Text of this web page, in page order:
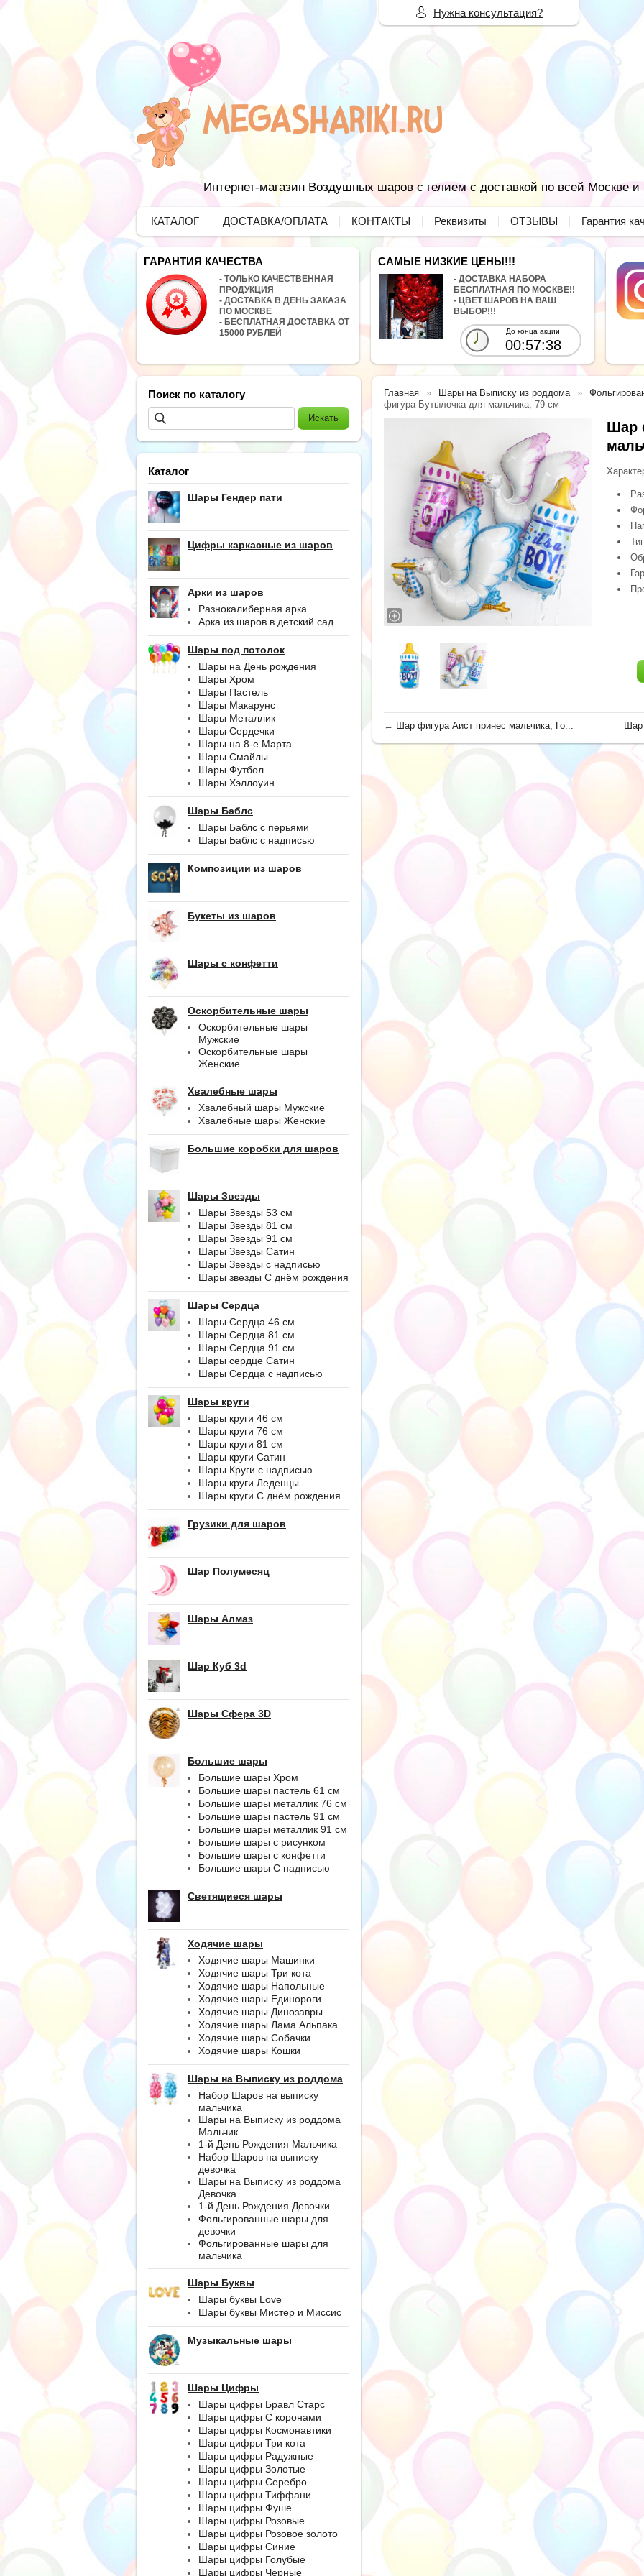
Интернет-магазин Воздушных шаров с гелием с доставкой по всей Москве и
КАТАЛОГ ДОСТАВКА/ОПЛАТА КОНТАКТЫ Реквизиты ОТЗЫВЫ Гарантия
ГАРАНТИЯ КАЧЕСТВА
- ТОЛЬКО КАЧЕСТВЕННАЯ
ПРОДУКЦИЯ
- ДОСТАВКА В ДЕНЬ ЗАКАЗА
ПО МОСКВЕ
- БЕСПЛАТНАЯ ДОСТАВКА ОТ
15000 РУБЛЕЙ
САМЫЕ НИЗКИЕ ЦЕНЫ!!!
- ДОСТАВКА НАБОРА
БЕСПЛАТНАЯ ПО МОСКВЕ!!
- ЦВЕТ ШАРОВ НА ВАШ
ВЫБОР!!!
До конца акции
00:57:36
Поиск по каталогу
Каталог
Шары Гендер пати
Цифры каркасные из шаров
Арки из шаров
Разнокалиберная арка
Арка из шаров в детский сад
Шары под потолок
Шары на День рождения
Шары Хром
Шары Пастель
Шары Макарунс
Шары Металлик
Шары Сердечки
Шары на 8-е Марта
Шары Смайлы
Шары Футбол
Шары Хэллоуин
Шары Баблс
Шары Баблс с перьями
Шары Баблс с надписью
Композиции из шаров
Букеты из шаров
Шары с конфетти
Оскорбительные шары
Оскорбительные шары
Мужские
Оскорбительные шары
Женские
Хвалебные шары
Хвалебный шары Мужские
Хвалебные шары Женские
Большие коробки для шаров
Шары Звезды
Шары Звезды 53 см
Шары Звезды 81 см
Шары Звезды 91 см
Шары Звезды Сатин
Шары Звезды с надписью
Шары звезды С днём рождения
Шары Сердца
Шары Сердца 46 см
Шары Сердца 81 см
Шары Сердца 91 см
Шары сердце Сатин
Шары Сердца с надписью
Шары круги
Шары круги 46 см
Шары круги 76 см
Шары круги 81 см
Шары круги Сатин
Шары Круги с надписью
Шары круги Леденцы
Шары круги С днём рождения
Грузики для шаров
Шар Полумесяц
Шары Алмаз
Шар Куб 3d
Шары Сфера 3D
Большие шары
Большие шары Хром
Большие шары пастель 61 см
Большие шары металлик 76 см
Большие шары пастель 91 см
Большие шары металлик 91 см
Большие шары с рисунком
Большие шары с конфетти
Большие шары С надписью
Светящиеся шары
Ходячие шары
Ходячие шары Машинки
Ходячие шары Три кота
Ходячие шары Напольные
Ходячие шары Единороги
Ходячие шары Динозавры
Ходячие шары Лама Альпака
Ходячие шары Собачки
Ходячие шары Кошки
Шары на Выписку из роддома
Набор Шаров на выписку
мальчика
Шары на Выписку из роддома
Мальчик
1-й День Рождения Мальчика
Набор Шаров на выписку
девочка
Шары на Выписку из роддома
Девочка
1-й День Рождения Девочки
Фольгированные шары для
девочки
Фольгированные шары для
мальчика
Шары Буквы
Шары буквы Love
Шары буквы Мистер и Миссис
Музыкальные шары
Шары Цифры
Шары цифры Бравл Старс
Шары цифры С коронами
Шары цифры Космонавтики
Шары цифры Три кота
Шары цифры Радужные
Шары цифры Золотые
Шары цифры Серебро
Шары цифры Тиффани
Шары цифры Фуше
Шары цифры Розовые
Шары цифры Розовое золото
Шары цифры Синие
Шары цифры Голубые
Шары цифры Черные
Главная Шары на Выписку из роддома
фигура Бутылочка для мальчика, 79 см
Шар
← Шар фигура Аист принес мальчика, Го... Шар
Нужна консультация?